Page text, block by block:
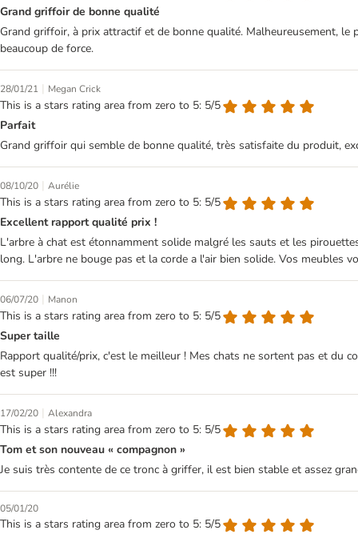
Grand griffoir de bonne qualité
Grand griffoir, à prix attractif et de bonne qualité. Malheureusement,
beaucoup de force.
28/01/21 | Megan Crick
This is a stars rating area from zero to 5: 5/5
Parfait
Grand griffoir qui semble de bonne qualité, très satisfaite du produit,
08/10/20 | Aurélie
This is a stars rating area from zero to 5: 5/5
Excellent rapport qualité prix !
L'arbre à chat est étonnamment solide malgré les sauts et les
long. L'arbre ne bouge pas et la corde a l'air bien solide. Vos meubles
06/07/20 | Manon
This is a stars rating area from zero to 5: 5/5
Super taille
Rapport qualité/prix, c'est le meilleur ! Mes chats ne sortent pas et du
est super !!!
17/02/20 | Alexandra
This is a stars rating area from zero to 5: 5/5
Tom et son nouveau « compagnon »
Je suis très contente de ce tronc à griffer, il est bien stable et assez
05/01/20
This is a stars rating area from zero to 5: 5/5